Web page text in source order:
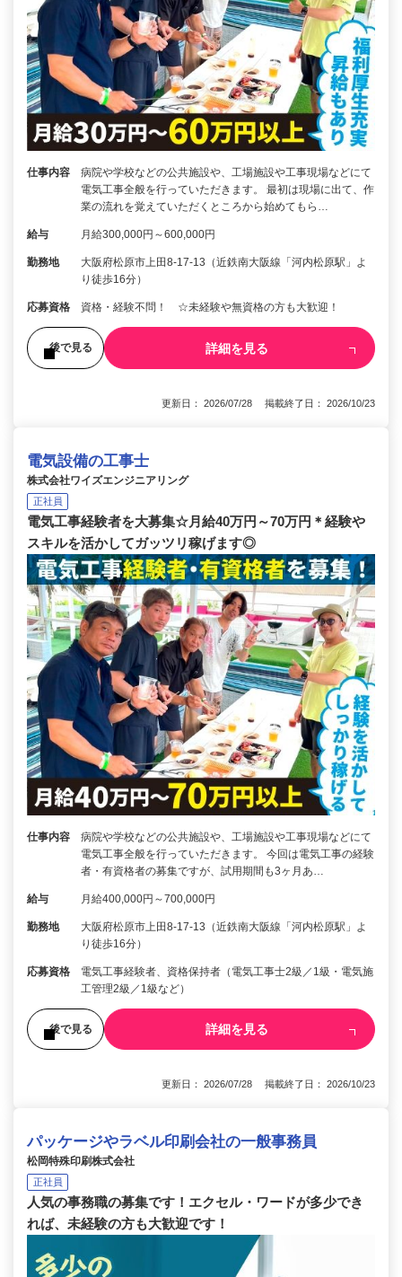
仕事内容
病院や学校などの公共施設や、工場施設や工事現場などにて
電気工事全般を行っていただきます。 最初は現場に出て、作
業の流れを覚えていただくところから始めてもら…
給与 月給300,000円～600,000円
勤務地
大阪府松原市上田8-17-13（近鉄南大阪線「河内松原駅」よ
り徒歩16分）
応募資格 資格・経験不問！ ☆未経験や無資格の方も大歓迎！
後で見る 詳細を見る
更新日： 2026/07/28 掲載終了日： 2026/10/23
電気設備の工事士
株式会社ワイズエンジニアリング
正社員
電気工事経験者を大募集☆月給40万円～70万円＊経験や
スキルを活かしてガッツリ稼げます◎
仕事内容
病院や学校などの公共施設や、工場施設や工事現場などにて
電気工事全般を行っていただきます。 今回は電気工事の経験
者・有資格者の募集ですが、試用期間も3ヶ月あ…
給与 月給400,000円～700,000円
勤務地
大阪府松原市上田8-17-13（近鉄南大阪線「河内松原駅」よ
り徒歩16分）
応募資格
電気工事経験者、資格保持者（電気工事士2級／1級・電気施
工管理2級／1級など）
後で見る 詳細を見る
更新日： 2026/07/28 掲載終了日： 2026/10/23
パッケージやラベル印刷会社の一般事務員
松岡特殊印刷株式会社
正社員
人気の事務職の募集です！エクセル・ワードが多少でき
れば、未経験の方も大歓迎です！